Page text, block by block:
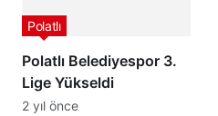
Polatlı Belediyespor 3.
Lige Yükseldi
Polatlı
2 yıl önce